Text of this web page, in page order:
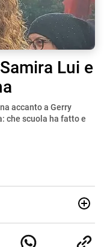
Lui e
accanto a Gerry
che scuola ha fatto e
e agenzie di